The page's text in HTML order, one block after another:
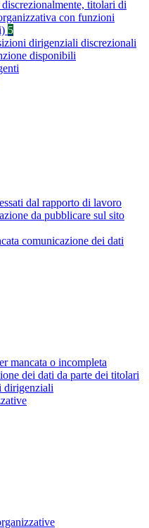
titolari di
con funzioni
5
dirigenziali discrezionali
disponibili
dal rapporto di lavoro
da pubblicare sul sito
comunicazione dei dati
mancata o incompleta
dei dati da parte dei titolari
dirigenziali